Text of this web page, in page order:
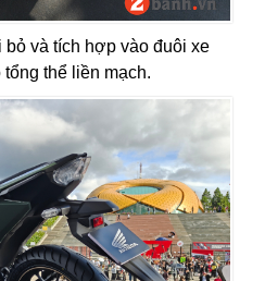
và tích hợp vào đuôi xe
thể liền mạch.